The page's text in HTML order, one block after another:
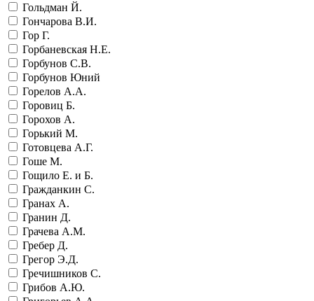
Гольдман Й.
Гончарова В.И.
Гор Г.
Горбаневская Н.Е.
Горбунов С.В.
Горбунов Юний
Горелов А.А.
Горовиц Б.
Горохов А.
Горький М.
Готовцева А.Г.
Гоше М.
Гощило Е. и Б.
Гражданкин С.
Гранах А.
Гранин Д.
Грачева А.М.
Гребер Д.
Грегор Э.Д.
Гречишников С.
Грибов А.Ю.